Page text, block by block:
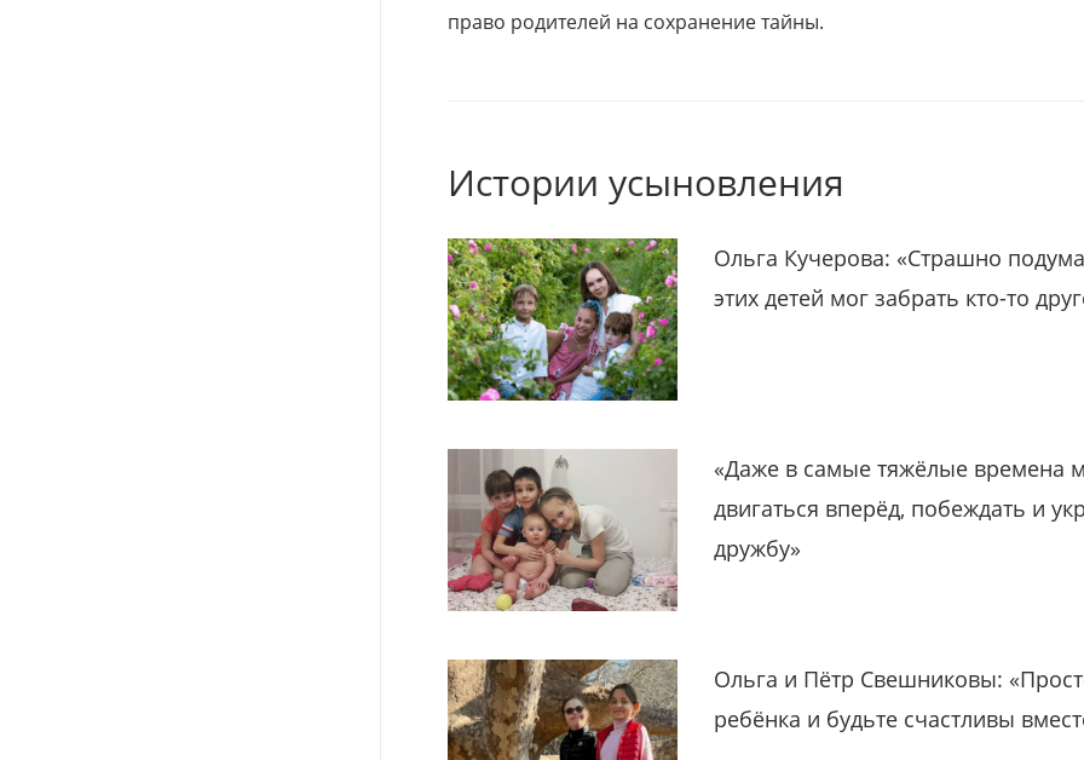
право родителей на сохранение тайны.
Истории усыновления
Ольга Кучерова: «Страшно
этих детей мог забрать кто-то
«Даже в самые тяжёлые времена
двигаться вперёд, побеждать и
дружбу»
Ольга и Пётр Свешниковы:
ребёнка и будьте счастливы